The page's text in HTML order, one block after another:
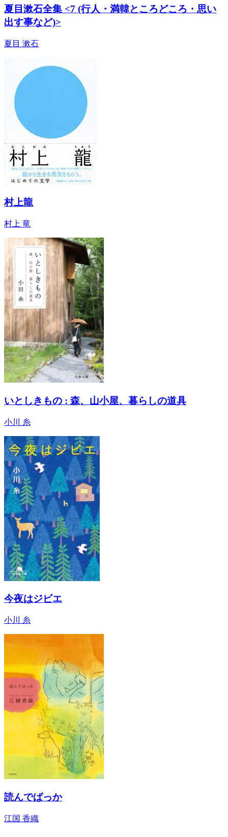
夏目漱石全集 <7 (行人・満韓ところどころ・思い
出す事など)>
夏目 漱石
村上龍
村上 竜
いとしきもの : 森、山小屋、暮らしの道具
小川 糸
今夜はジビエ
小川 糸
読んでばっか
江国 香織